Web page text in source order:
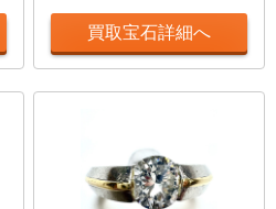
買取宝石詳細へ